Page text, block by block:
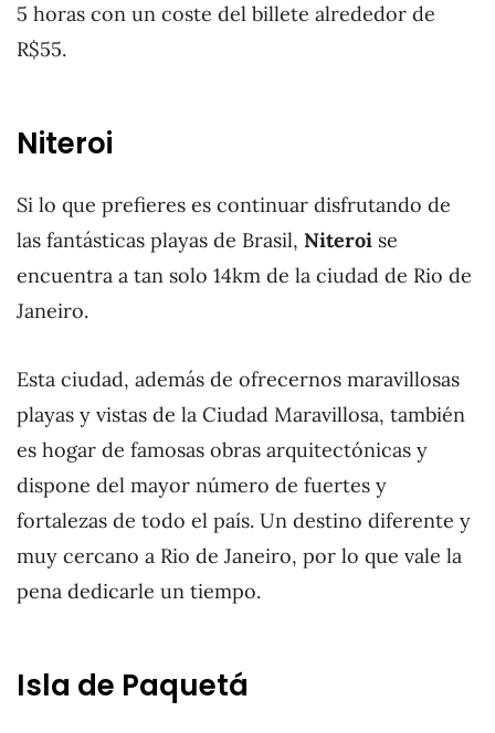
5 horas con un coste del billete alrededor de
R$55.
Niteroi
Si lo que prefieres es continuar disfrutando de
las fantásticas playas de Brasil, Niteroi se
encuentra a tan solo 14km de la ciudad de Rio de
Janeiro.
Esta ciudad, además de ofrecernos maravillosas
playas y vistas de la Ciudad Maravillosa, también
es hogar de famosas obras arquitectónicas y
dispone del mayor número de fuertes y
fortalezas de todo el país. Un destino diferente y
muy cercano a Rio de Janeiro, por lo que vale la
pena dedicarle un tiempo.
Isla de Paquetá